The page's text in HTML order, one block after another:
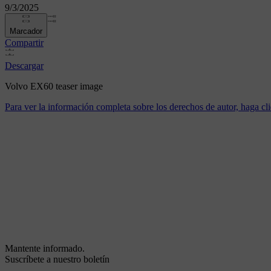
9/3/2025
Marcador
Compartir
Descargar
Volvo EX60 teaser image
Para ver la información completa sobre los derechos de autor, haga